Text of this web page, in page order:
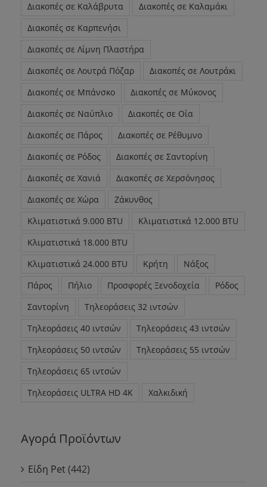
Διακοπές σε Καλάβρυτα
Διακοπές σε Καλαμάκι
Διακοπές σε Καρπενήσι
Διακοπές σε Λίμνη Πλαστήρα
Διακοπές σε Λουτρά Πόζαρ
Διακοπές σε Λουτράκι
Διακοπές σε Μπάνσκο
Διακοπές σε Μύκονος
Διακοπές σε Ναύπλιο
Διακοπές σε Οία
Διακοπές σε Πάρος
Διακοπές σε Ρέθυμνο
Διακοπές σε Ρόδος
Διακοπές σε Σαντορίνη
Διακοπές σε Χανιά
Διακοπές σε Χερσόνησος
Διακοπές σε Χώρα
Ζάκυνθος
Κλιματιστικά 9.000 BTU
Κλιματιστικά 12.000 BTU
Κλιματιστικά 18.000 BTU
Κλιματιστικά 24.000 BTU
Κρήτη
Νάξος
Πάρος
Πήλιο Προσφορές Ξενοδοχεία
Ρόδος
Σαντορίνη
Τηλεοράσεις 32 ιντσών
Τηλεοράσεις 40 ιντσών
Τηλεοράσεις 43 ιντσών
Τηλεοράσεις 50 ιντσών
Τηλεοράσεις 55 ιντσών
Τηλεοράσεις 65 ιντσών
Τηλεοράσεις ULTRA HD 4K
Χαλκιδική
Αγορά Προϊόντων
Είδη Pet(442)